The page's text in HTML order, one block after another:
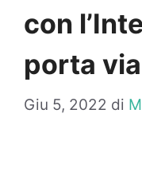
con
porta via
Giu 5, 2022 di